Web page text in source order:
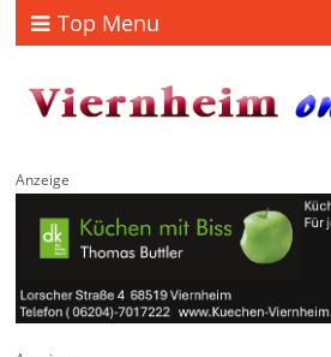
Top Menu
Anzeige